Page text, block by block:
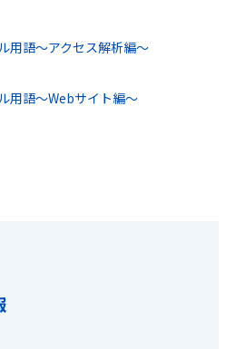
用語～アクセス解析編～
用語～Webサイト編～